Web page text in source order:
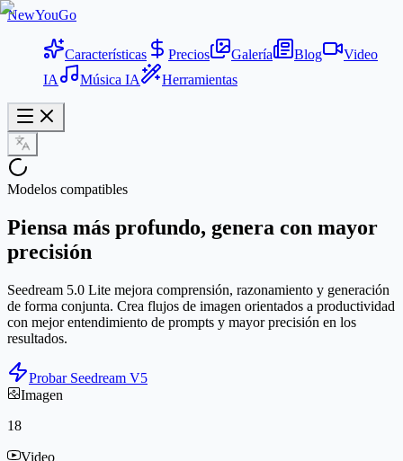
NewYouGo
Características Precios Galería Blog
Video
IA
Música IA Herramientas
Modelos compatibles
Piensa más profundo, genera con mayor
precisión
Seedream 5.0 Lite mejora comprensión, razonamiento y generación
de forma conjunta. Crea flujos de imagen orientados a productividad
con mejor entendimiento de prompts y mayor precisión en los
resultados.
Probar Seedream V5
Imagen
18
Video